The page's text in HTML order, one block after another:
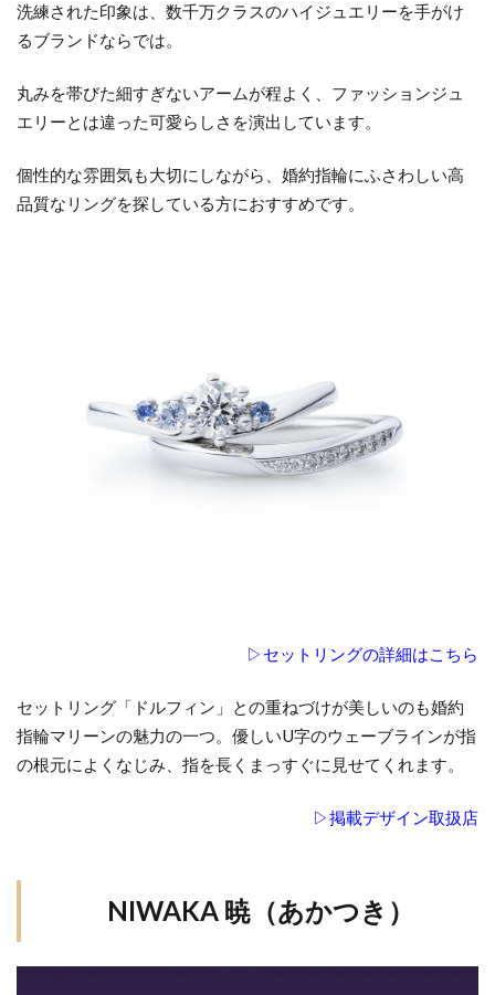
洗練された印象は、数千万クラスのハイジュエリーを手がけ
るブランドならでは。
丸みを帯びた細すぎないアームが程よく、ファッションジュ
エリーとは違った可愛らしさを演出しています。
個性的な雰囲気も大切にしながら、婚約指輪にふさわしい高
品質なリングを探している方におすすめです。
▷セットリングの詳細はこちら
セットリング「ドルフィン」との重ねづけが美しいのも婚約
指輪マリーンの魅力の一つ。優しいU字のウェーブラインが指
の根元によくなじみ、指を長くまっすぐに見せてくれます。
▷掲載デザイン取扱店
NIWAKA 暁（あかつき）